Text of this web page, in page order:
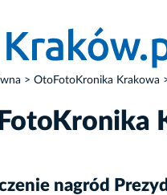
OtoFotoKronika Krakowa
nagród